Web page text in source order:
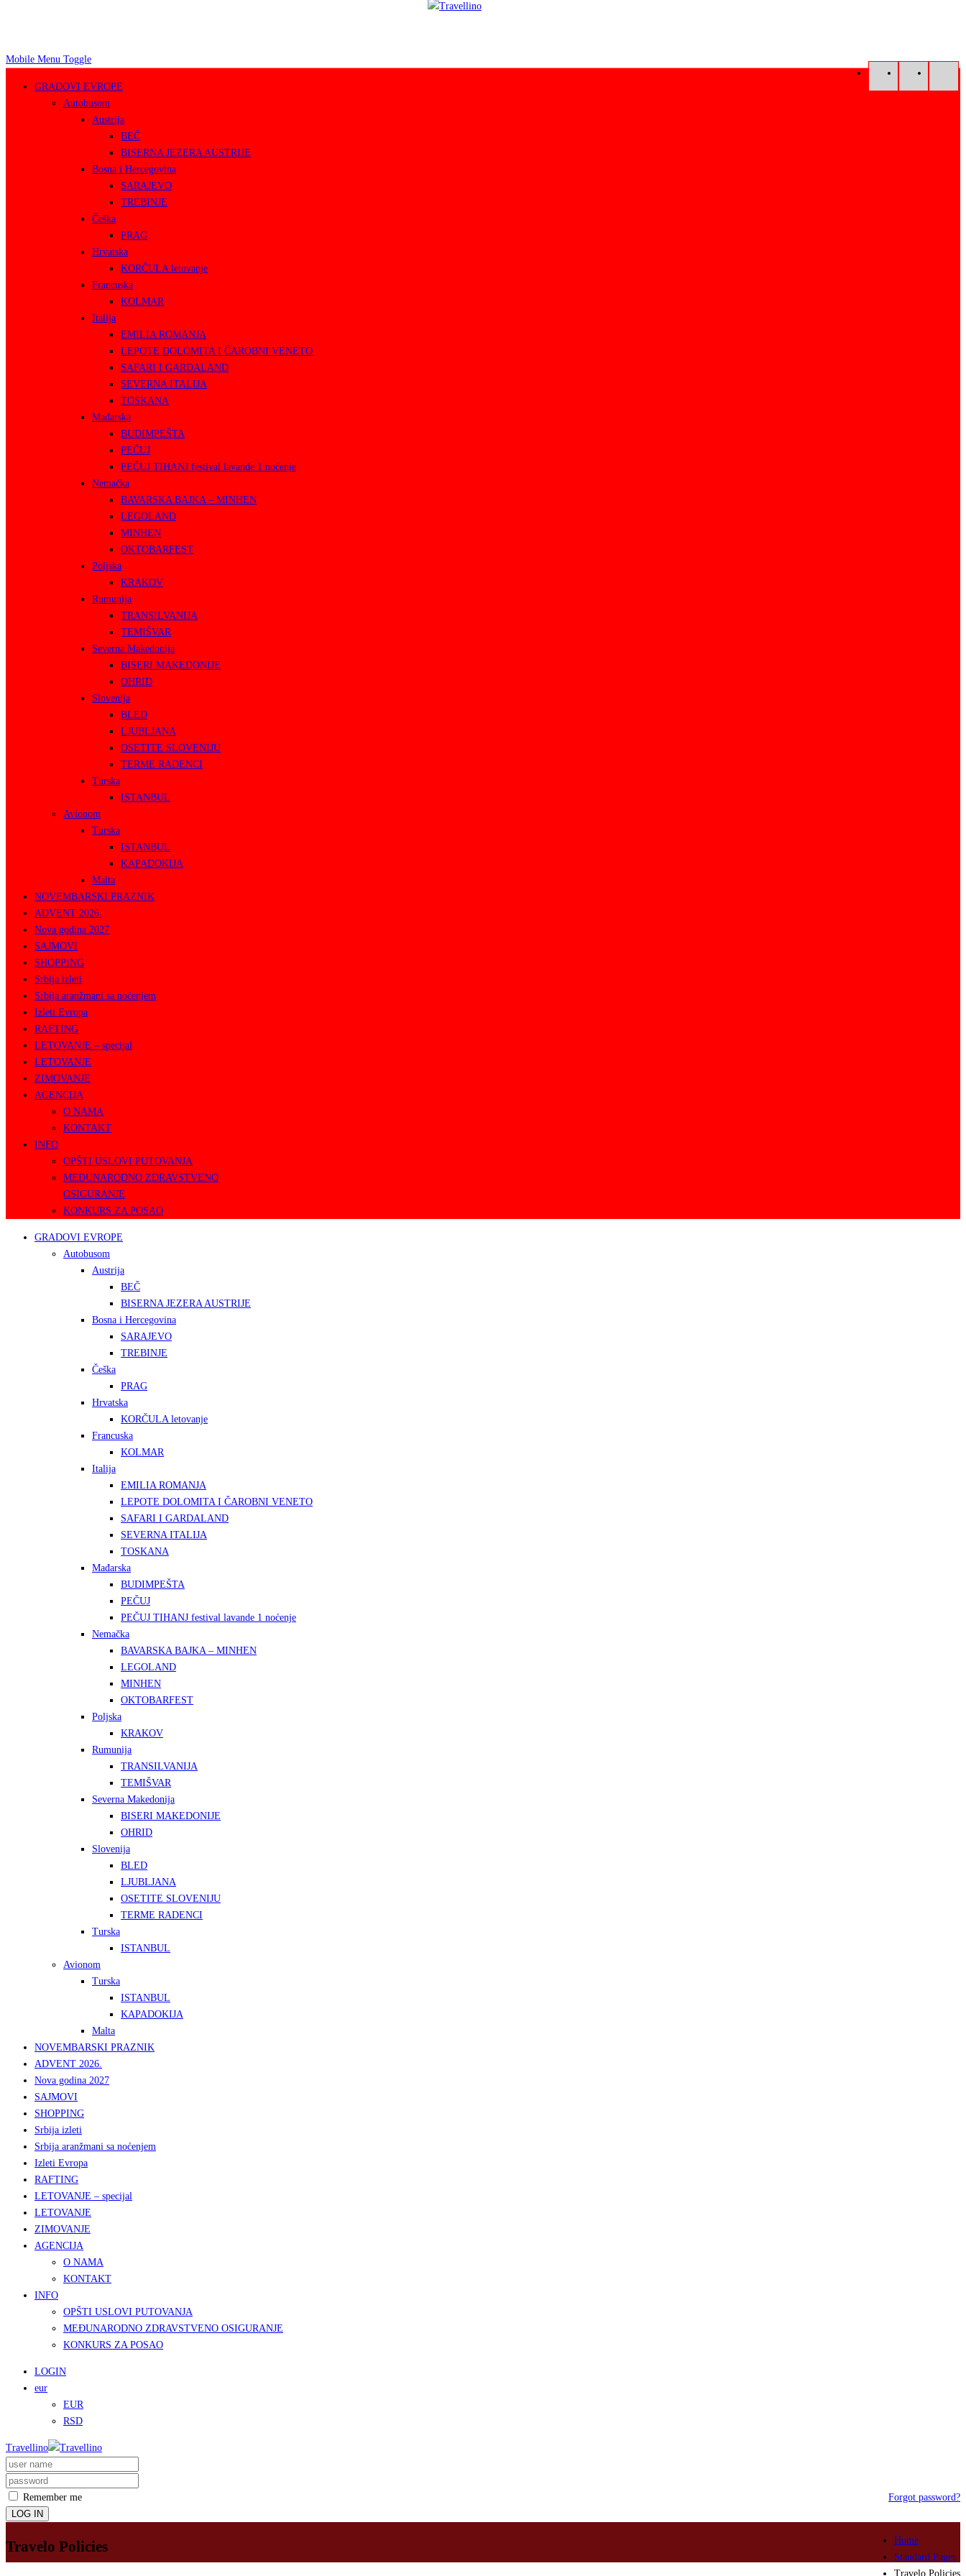
Mobile Menu Toggle
GRADOVI EVROPE
Autobusom
Austrija
BEČ
BISERNA JEZERA AUSTRIJE
Bosna i Hercegovina
SARAJEVO
TREBINJE
Češka
PRAG
Hrvatska
KORČULA letovanje
Francuska
KOLMAR
Italija
EMILIA ROMANJA
LEPOTE DOLOMITA I ČAROBNI VENETO
SAFARI I GARDALAND
SEVERNA ITALIJA
TOSKANA
Mađarska
BUDIMPEŠTA
PEČUJ
PEČUJ TIHANJ festival lavande 1 noćenje
Nemačka
BAVARSKA BAJKA – MINHEN
LEGOLAND
MINHEN
OKTOBARFEST
Poljska
KRAKOV
Rumunija
TRANSILVANIJA
TEMIŠVAR
Severna Makedonija
BISERI MAKEDONIJE
OHRID
Slovenija
BLED
LJUBLJANA
OSETITE SLOVENIJU
TERME RADENCI
Turska
ISTANBUL
Avionom
Turska
ISTANBUL
KAPADOKIJA
Malta
NOVEMBARSKI PRAZNIK
ADVENT 2026.
Nova godina 2027
SAJMOVI
SHOPPING
Srbija izleti
Srbija aranžmani sa noćenjem
Izleti Evropa
RAFTING
LETOVANJE – specijal
LETOVANJE
ZIMOVANJE
AGENCIJA
O NAMA
KONTAKT
INFO
OPŠTI USLOVI PUTOVANJA
MEĐUNARODNO ZDRAVSTVENO
OSIGURANJE
KONKURS ZA POSAO
GRADOVI EVROPE
Autobusom
Austrija
BEČ
BISERNA JEZERA AUSTRIJE
Bosna i Hercegovina
SARAJEVO
TREBINJE
Češka
PRAG
Hrvatska
KORČULA letovanje
Francuska
KOLMAR
Italija
EMILIA ROMANJA
LEPOTE DOLOMITA I ČAROBNI VENETO
SAFARI I GARDALAND
SEVERNA ITALIJA
TOSKANA
Mađarska
BUDIMPEŠTA
PEČUJ
PEČUJ TIHANJ festival lavande 1 noćenje
Nemačka
BAVARSKA BAJKA – MINHEN
LEGOLAND
MINHEN
OKTOBARFEST
Poljska
KRAKOV
Rumunija
TRANSILVANIJA
TEMIŠVAR
Severna Makedonija
BISERI MAKEDONIJE
OHRID
Slovenija
BLED
LJUBLJANA
OSETITE SLOVENIJU
TERME RADENCI
Turska
ISTANBUL
Avionom
Turska
ISTANBUL
KAPADOKIJA
Malta
NOVEMBARSKI PRAZNIK
ADVENT 2026.
Nova godina 2027
SAJMOVI
SHOPPING
Srbija izleti
Srbija aranžmani sa noćenjem
Izleti Evropa
RAFTING
LETOVANJE – specijal
LETOVANJE
ZIMOVANJE
AGENCIJA
O NAMA
KONTAKT
INFO
OPŠTI USLOVI PUTOVANJA
MEĐUNARODNO ZDRAVSTVENO OSIGURANJE
KONKURS ZA POSAO
LOGIN
eur
EUR
RSD
Travellino
Forgot password?
Remember me
LOG IN
Travelo Policies
Home
Standard Pages
Travelo Policies